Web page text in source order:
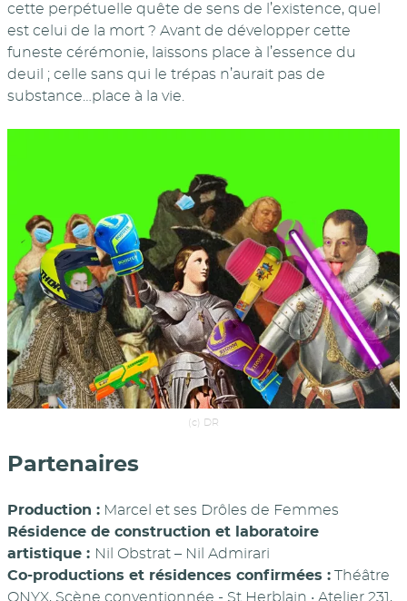
cette perpétuelle quête de sens de l’existence, quel
est celui de la mort ? Avant de développer cette
funeste cérémonie, laissons place à l’essence du
deuil ; celle sans qui le trépas n’aurait pas de
substance…place à la vie.
(c) DR
Partenaires
Production : Marcel et ses Drôles de Femmes
Résidence de construction et laboratoire
artistique : Nil Obstrat – Nil Admirari
Co-productions et résidences confirmées : Théâtre
ONYX, Scène conventionnée - St Herblain • Atelier 231,